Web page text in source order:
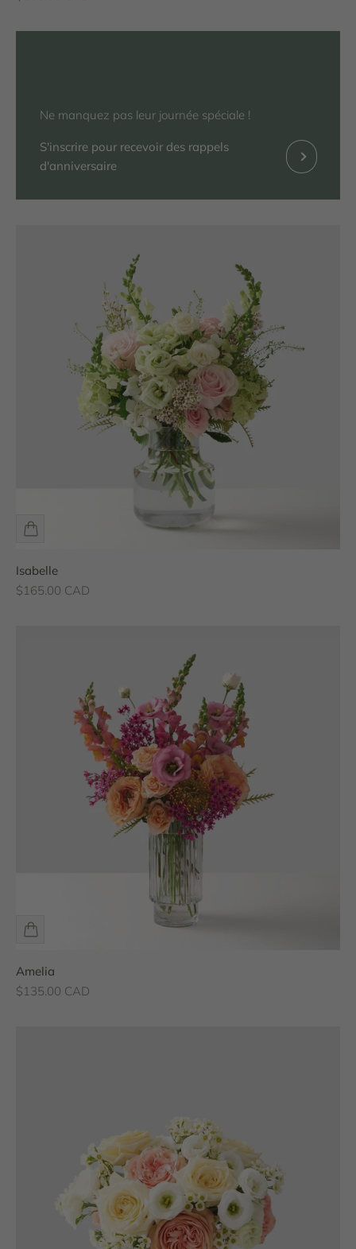
Ne manquez pas leur journée spéciale !
S'inscrire pour recevoir des rappels
d'anniversaire
Précédent
Isabelle
Prix de vente
$165.00 CAD
Amelia
Prix de vente
$135.00 CAD